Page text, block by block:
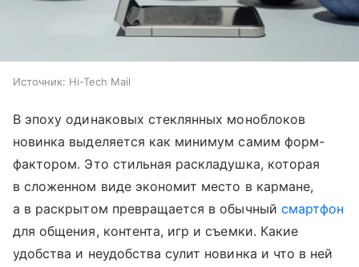
Источник: Hi-Tech Mail
В эпоху одинаковых стеклянных моноблоков
новинка выделяется как минимум самим форм-
фактором. Это стильная раскладушка, которая
в сложенном виде экономит место в кармане,
а в раскрытом превращается в обычный смартфон
для общения, контента, игр и съемки. Какие
удобства и неудобства сулит новинка и что в ней